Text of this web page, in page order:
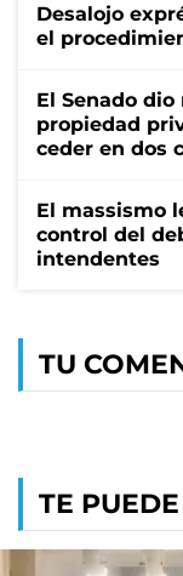
Desalojo
el
El Senado
propiedad
ceder en dos
El massismo
control del
intendentes
TU
TE